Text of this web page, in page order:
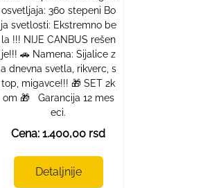
osvetljaja: 360 stepeni Bo
ja svetlosti: Ekstremno be
la !!! NIJE CANBUS rešen
je!!! 🚗 Namena: Sijalice z
a dnevna svetla, rikverc, s
top, migavce!!! 🎁 SET 2k
om 🎁 Garancija 12 mes
eci.
Cena: 1.400,00 rsd
Detaljnije